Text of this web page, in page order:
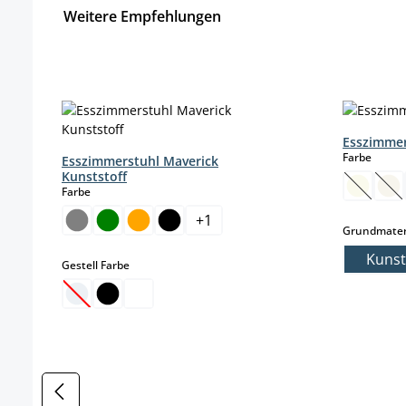
Weitere Empfehlungen
Esszimmerstuhl Maverick
Kunststoff
Farbeauswählen
+1
Gestell Farbeauswählen
(Diese Option ist zurzeit nicht verfügbar.)
Farbe
(Diese